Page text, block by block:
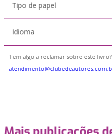
Tipo de papel
Idioma
Tem algo a reclamar sobre este